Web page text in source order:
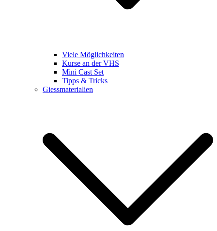
Viele Möglichkeiten
Kurse an der VHS
Mini Cast Set
Tipps & Tricks
Giessmaterialien